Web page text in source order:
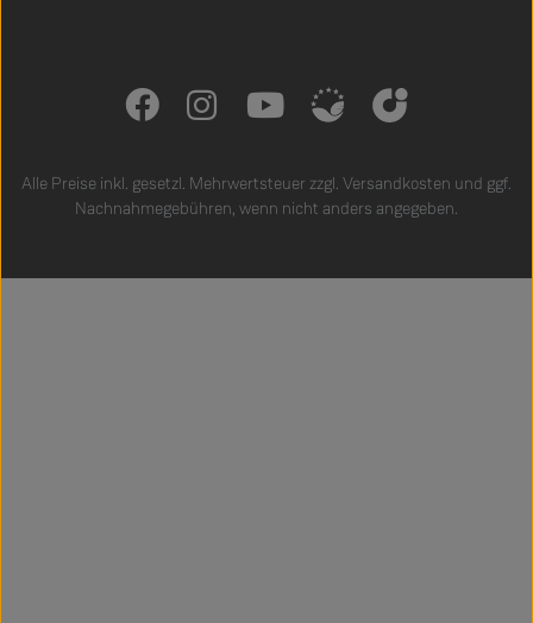
Alle Preise inkl. gesetzl. Mehrwertsteuer zzgl. Versandkosten und ggf.
Nachnahmegebühren, wenn nicht anders angegeben.